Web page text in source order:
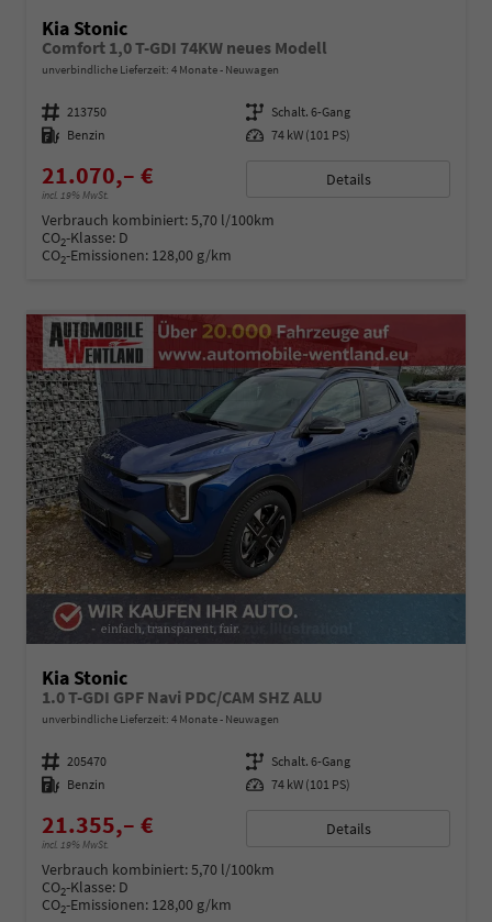
Kia Stonic
Comfort 1,0 T-GDI 74KW neues Modell
unverbindliche Lieferzeit: 4 Monate Neuwagen
Fahrzeugnummer 213750 Getriebe Schalt. 6-Gang
Kraftstoff Benzin Leistung 74 kW (101 PS)
21.070,– €
incl. 19% MwSt.
Details
Verbrauch kombiniert:5,70 l/100km
CO2-Klasse: D
CO2-Emissionen: 128,00 g/km
Kia Stonic
1.0 T-GDI GPF Navi PDC/CAM SHZ ALU
unverbindliche Lieferzeit: 4 Monate Neuwagen
Fahrzeugnummer 205470 Getriebe Schalt. 6-Gang
Kraftstoff Benzin Leistung 74 kW (101 PS)
21.355,– €
incl. 19% MwSt.
Details
Verbrauch kombiniert:5,70 l/100km
CO2-Klasse: D
CO2-Emissionen: 128,00 g/km